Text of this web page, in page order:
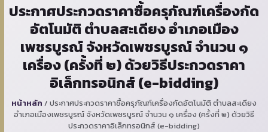
ประกาศประกวดราคาซื้อครุภัณฑ์เครื่องกัด
อัตโนมัติ ตำบลสะเดียง อำเภอเมือง
เพชรบูรณ์ จังหวัดเพชรบูรณ์ จำนวน ๑
เครื่อง (ครั้งที่ ๒) ด้วยวิธีประกวดราคา
อิเล็กทรอนิกส์ (e-bidding)
หน้าหลัก / ประกาศประกวดราคาซื้อครุภัณฑ์เครื่องกัดอัตโนมัติ ตำบลสะเดียง
อำเภอเมืองเพชรบูรณ์ จังหวัดเพชรบูรณ์ จำนวน ๑ เครื่อง (ครั้งที่ ๒) ด้วยวิธี
ประกวดราคาอิเล็กทรอนิกส์ (e-bidding)